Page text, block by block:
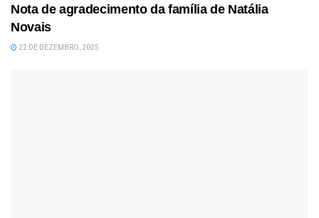
Nota de agradecimento da família de Natália
Novais
22 DE DEZEMBRO, 2025